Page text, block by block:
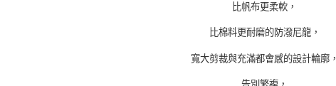
比帆布更柔軟，
比棉料更耐磨的防潑尼龍，
寬大剪裁與充滿都會感的設計輪廓，